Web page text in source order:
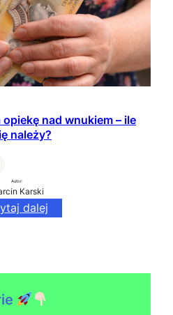
nad wnukiem – ile
należy?
Autor:
Karski
dalej